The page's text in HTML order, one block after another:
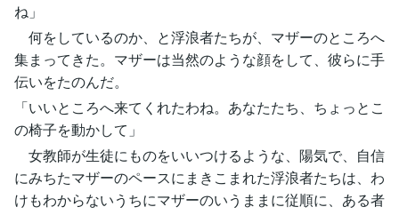
ね」
何をしているのか、と浮浪者たちが、マザーのところへ
集まってきた。マザーは当然のような顔をして、彼らに手
伝いをたのんだ。
「いいところへ来てくれたわね。あなたたち、ちょっとこ
の椅子を動かして」
女教師が生徒にものをいいつけるような、陽気で、自信
にみちたマザーのペースにまきこまれた浮浪者たちは、わ
けもわからないうちにマザーのいうままに従順に、ある者